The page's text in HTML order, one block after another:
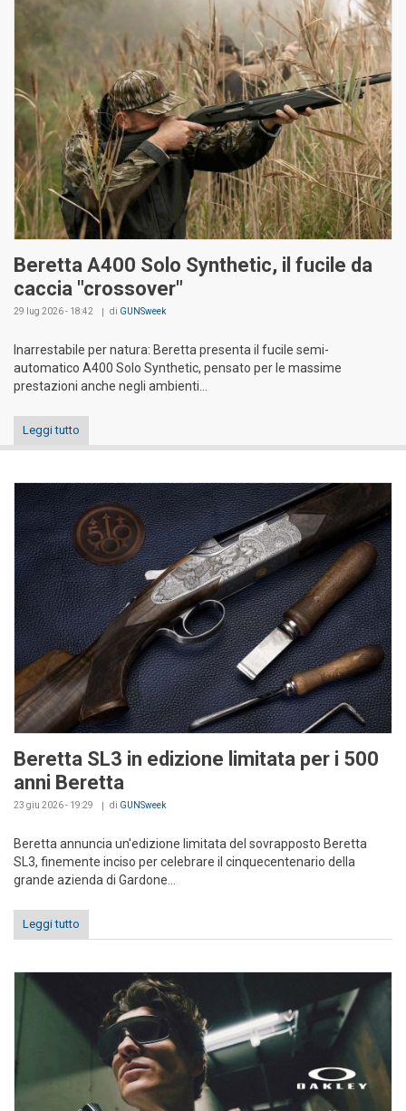
Beretta A400 Solo Synthetic, il fucile da
caccia "crossover"
29 lug 2026 - 18:42 di GUNSweek
Inarrestabile per natura: Beretta presenta il fucile semi-
automatico A400 Solo Synthetic, pensato per le massime
prestazioni anche negli ambienti...
Leggi tutto
Beretta SL3 in edizione limitata per i 500
anni Beretta
23 giu 2026 - 19:29 di GUNSweek
Beretta annuncia un'edizione limitata del sovrapposto Beretta
SL3, finemente inciso per celebrare il cinquecentenario della
grande azienda di Gardone...
Leggi tutto